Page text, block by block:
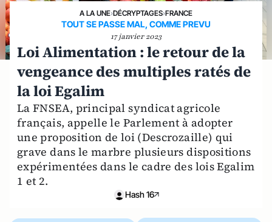
A LA UNE›DÉCRYPTAGES›FRANCE
TOUT SE PASSE MAL, COMME PREVU
17 janvier 2023
Loi Alimentation : le retour de la
vengeance des multiples ratés de
la loi Egalim
La FNSEA, principal syndicat agricole
français, appelle le Parlement à adopter
une proposition de loi (Descrozaille) qui
grave dans le marbre plusieurs dispositions
expérimentées dans le cadre des lois Egalim
1 et 2.
Hash 16